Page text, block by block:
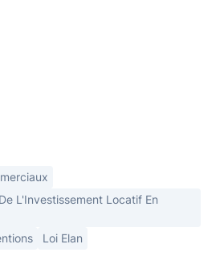
L'Investissement Locatif En
Loi Elan